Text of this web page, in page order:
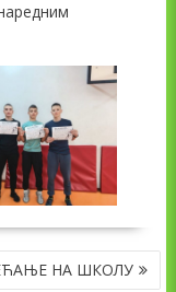
НА ШКОЛУ